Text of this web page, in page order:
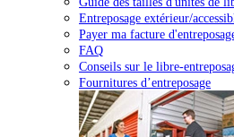
Entreposage extérieur/
Payer ma facture
FAQ
Conseils sur le libre-
Fournitures d’entreposage